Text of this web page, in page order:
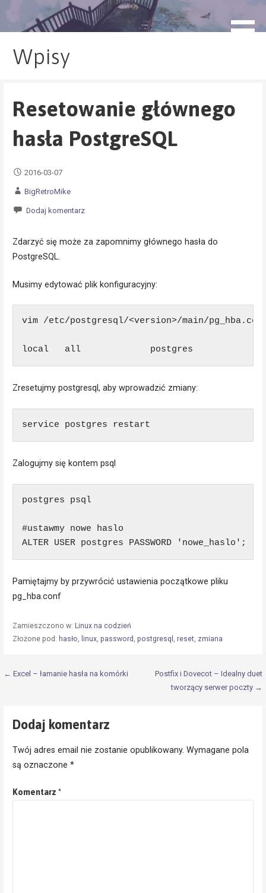
blog.monogatari.pl
Wpisy
Resetowanie głównego
hasła PostgreSQL
2016-03-07
BigRetroMike
Dodaj komentarz
Zdarzyć się może za zapomnimy głównego hasła do
PostgreSQL.
Musimy edytować plik konfiguracyjny:
vim /etc/postgresql/<version>/main/
Zresetujmy postgresql, aby wprowadzić zmiany:
service postgres restart
Zalogujmy się kontem psql
postgres psql
#ustawmy nowe haslo
ALTER USER postgres PASSWORD 'nowe_haslo';
Pamiętajmy by przywrócić ustawienia początkowe pliku
pg_hba.conf
Zamieszczono w: Linux na codzień
Złożone pod: hasło, linux, password , postgresql , reset, zmiana
Nawigacja
← Excel – łamanie hasła na komórki
Postfix i Dovecot – Idealny duet
tworzący serwer poczty →
Dodaj komentarz
Twój adres email nie zostanie opublikowany. Wymagane pola
są oznaczone *
Komentarz *